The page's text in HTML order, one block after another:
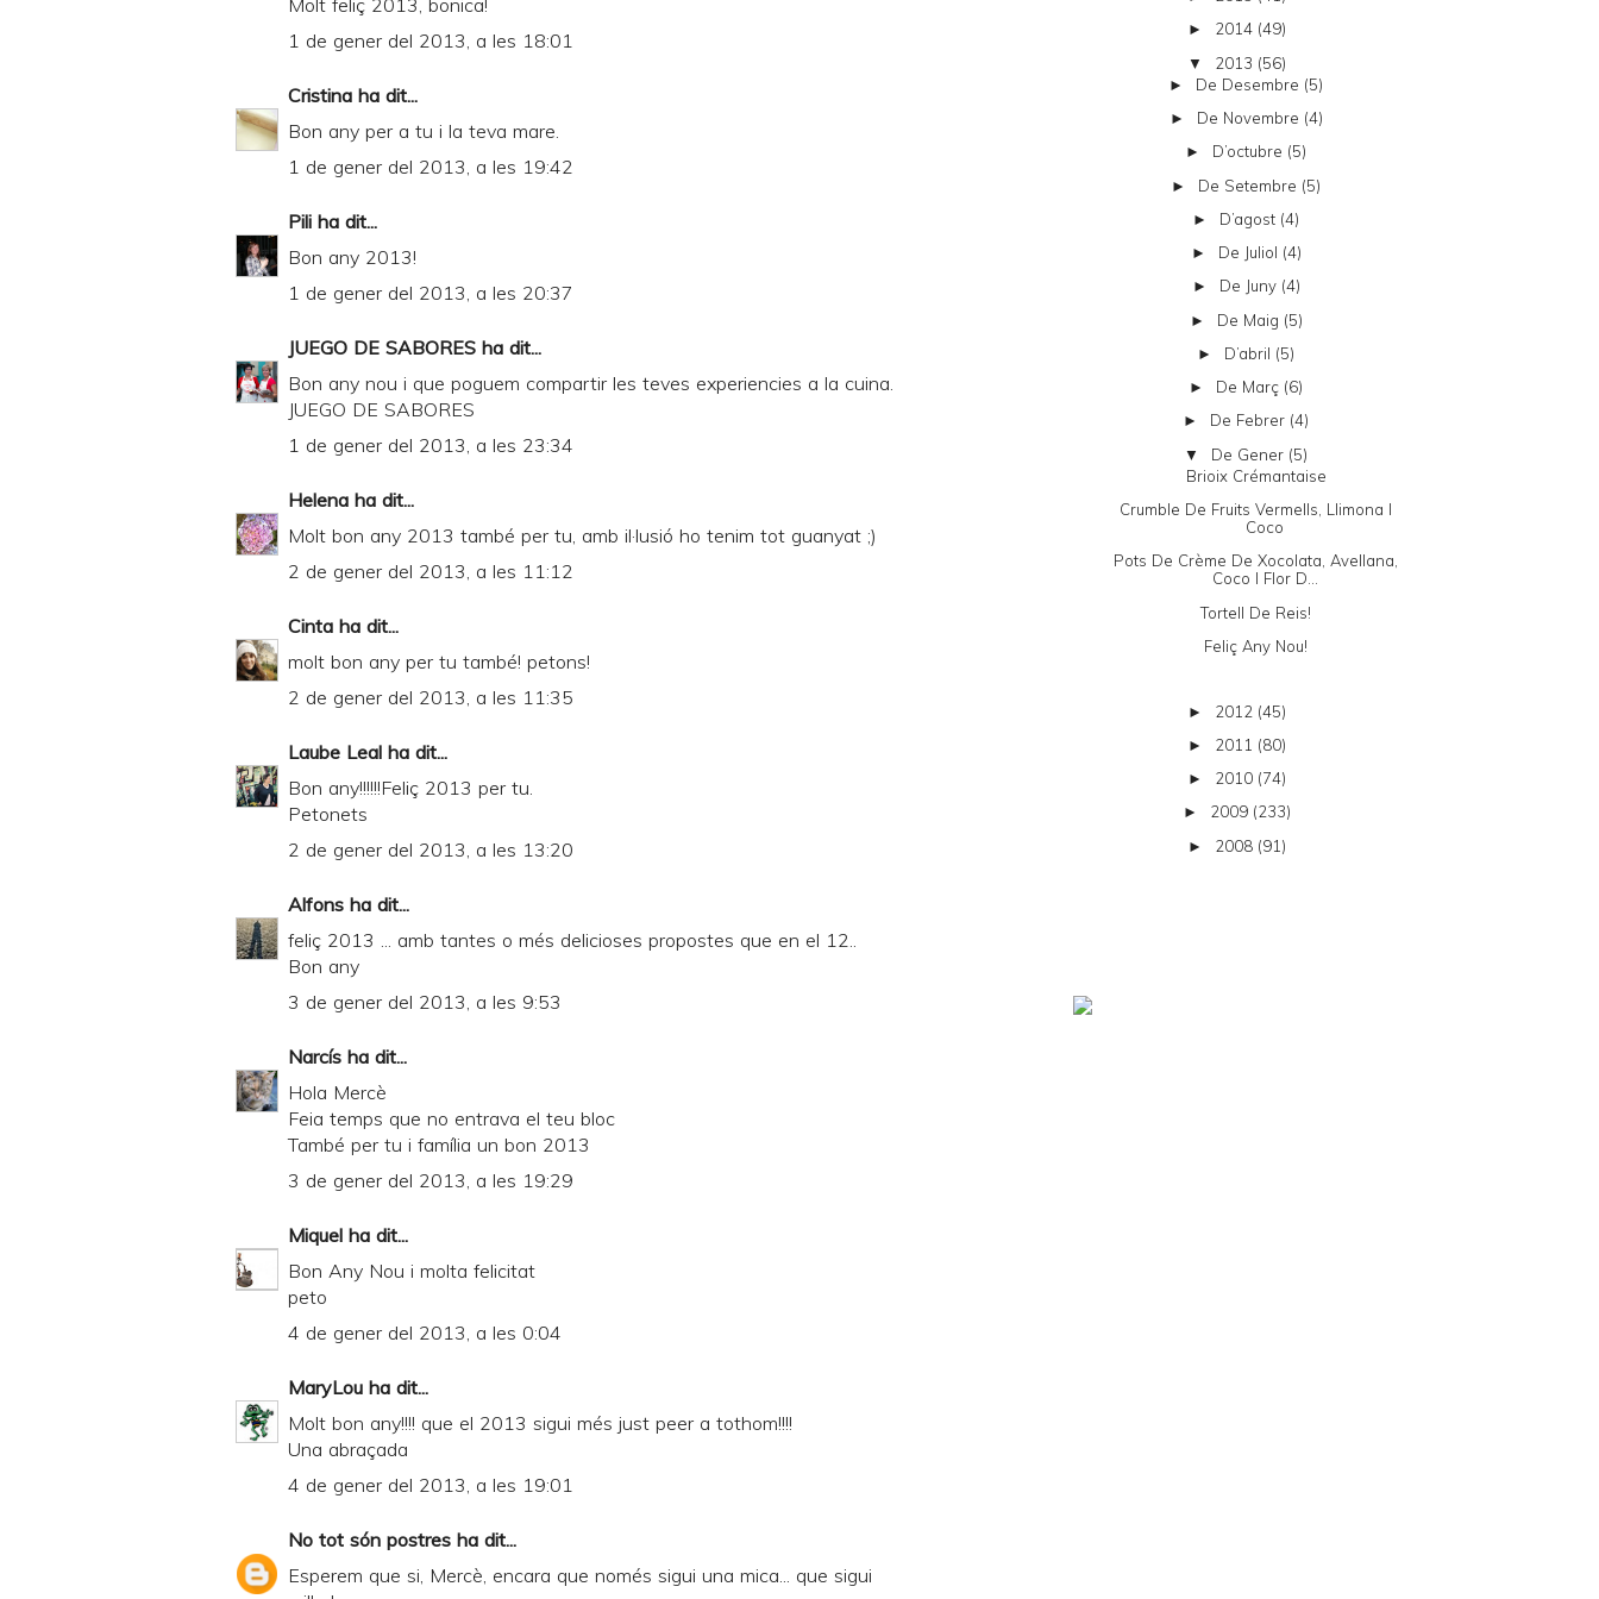
Molt feliç 2013, bonica!
1 de gener del 2013, a les 18:01
Cristina ha dit...
Bon any per a tu i la teva mare.
1 de gener del 2013, a les 19:42
Pili ha dit...
Bon any 2013!
1 de gener del 2013, a les 20:37
JUEGO DE SABORES ha dit...
Bon any nou i que poguem compartir les teves experiencies a la cuina.
JUEGO DE SABORES
1 de gener del 2013, a les 23:34
Helena ha dit...
Molt bon any 2013 també per tu, amb il·lusió ho tenim tot guanyat ;)
2 de gener del 2013, a les 11:12
Cinta ha dit...
molt bon any per tu també! petons!
2 de gener del 2013, a les 11:35
Laube Leal ha dit...
Bon any!!!!!!Feliç 2013 per tu.
Petonets
2 de gener del 2013, a les 13:20
Alfons ha dit...
feliç 2013 ... amb tantes o més delicioses propostes que en el 12..
Bon any
3 de gener del 2013, a les 9:53
Narcís ha dit...
Hola Mercè
Feia temps que no entrava el teu bloc
També per tu i família un bon 2013
3 de gener del 2013, a les 19:29
Miquel ha dit...
Bon Any Nou i molta felicitat
peto
4 de gener del 2013, a les 0:04
MaryLou ha dit...
Molt bon any!!!! que el 2013 sigui més just peer a tothom!!!!
Una abraçada
4 de gener del 2013, a les 19:01
No tot són postres ha dit...
Esperem que si, Mercè, encara que només sigui una mica... que sigui
► 2014 (49)
▼ 2013 (56)
► De Desembre (5)
► De Novembre (4)
► D’octubre (5)
► De Setembre (5)
► D’agost (4)
► De Juliol (4)
► De Juny (4)
► De Maig (5)
► D’abril (5)
► De Març (6)
► De Febrer (4)
▼ De Gener (5)
Brioix Crémantaise
Crumble De Fruits Vermells, Llimona I
Coco
Pots De Crème De Xocolata, Avellana,
Coco I Flor D...
Tortell De Reis!
Feliç Any Nou!
► 2012 (45)
► 2011 (80)
► 2010 (74)
► 2009 (233)
► 2008 (91)